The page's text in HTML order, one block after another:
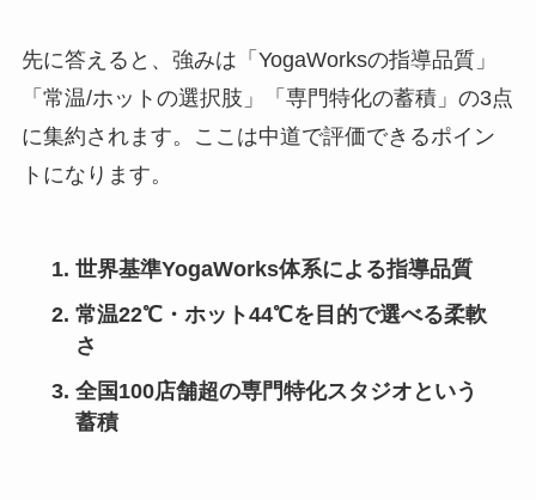
先に答えると、強みは「YogaWorksの指導品質」
「常温/ホットの選択肢」「専門特化の蓄積」の3点
に集約されます。ここは中道で評価できるポイン
トになります。
世界基準YogaWorks体系による指導品質
常温22℃・ホット44℃を目的で選べる柔軟
さ
全国100店舗超の専門特化スタジオという
蓄積